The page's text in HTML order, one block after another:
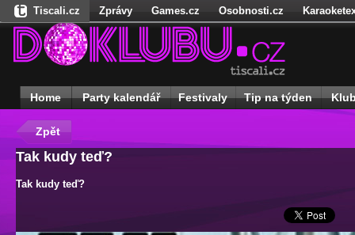
Tiscali.cz Zprávy Games.cz Osobnosti.cz
Nedd.cz
Dokina.cz Úschovna.cz
Freegames.cz
Hadejfilm.cz Hadejhru.cz
Hadejosobnosti.cz
Home Party kalendář Festivaly Tip na týden
Zpět
Tak kudy teď?
Tak kudy teď?